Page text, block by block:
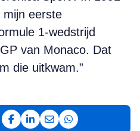
mijn eerste
1-wedstrijd
van Monaco. Dat
die uitkwam.”
Deel op Facebook
Deel op LinkedIn
Deel via e-mail
Deel via